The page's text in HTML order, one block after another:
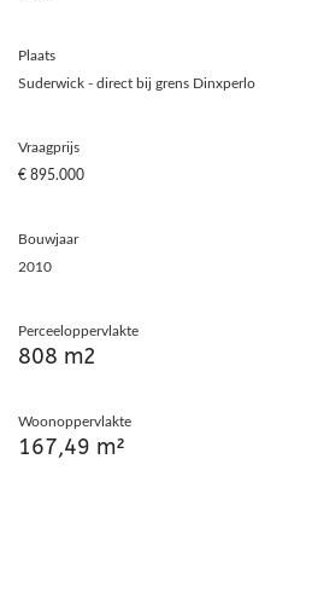
Plaats
Suderwick - direct bij grens Dinxperlo
Vraagprijs
€ 895.000
Bouwjaar
2010
Perceeloppervlakte
808 m2
Woonoppervlakte
167,49 m²